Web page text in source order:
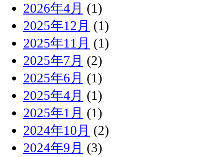
2026年4月 (1)
2025年12月 (1)
2025年11月 (1)
2025年7月 (2)
2025年6月 (1)
2025年4月 (1)
2025年1月 (1)
2024年10月 (2)
2024年9月 (3)